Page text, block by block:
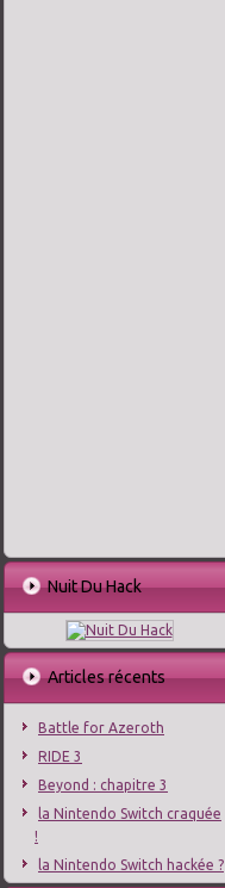
Nuit Du Hack
Articles récents
Battle for Azeroth
RIDE 3
Beyond : chapitre 3
la Nintendo Switch craquée
!
la Nintendo Switch hackée ?